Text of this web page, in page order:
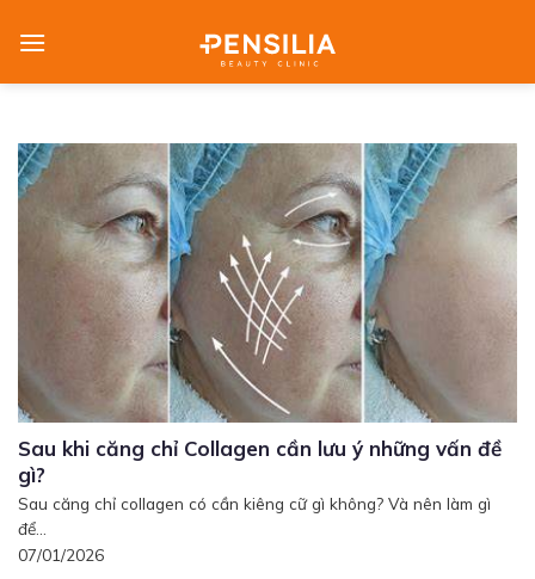
Sau khi căng chỉ Collagen cần lưu ý những vấn đề
gì?
Sau căng chỉ collagen có cần kiêng cữ gì không? Và nên làm gì
để...
07/01/2026